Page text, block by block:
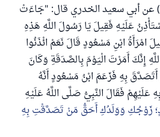
وقد روى البخاري (1393) عن أبي سعيد الخدري قال: "جَاءَتْ
عَلَيْهِ فَقِيلَ يَا رَسُولَ اللَّهِ هَذِهِ
امْرَأَةُ ابْنِ مَسْعُودٍ قَالَ نَعَمْ ائْذَنُوا
إِنَّكَ أَمَرْتَ الْيَوْمَ بِالصَّدَقَةِ وَكَانَ
بِهِ فَزَعَمَ ابْنُ مَسْعُودٍ أَنَّهُ
فَقَالَ النَّبِيُّ صَلَّى اللَّهُ عَلَيْهِ
زَوْجُكِ وَوَلَدُكِ أَحَقُّ مَنْ تَصَدَّقْتِ بِهِ